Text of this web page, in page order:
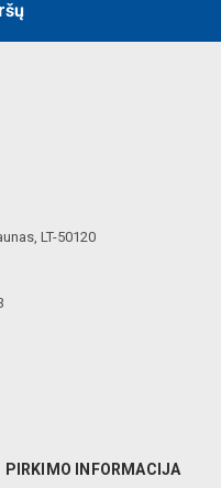
LT-50120
PIRKIMO INFORMACIJA